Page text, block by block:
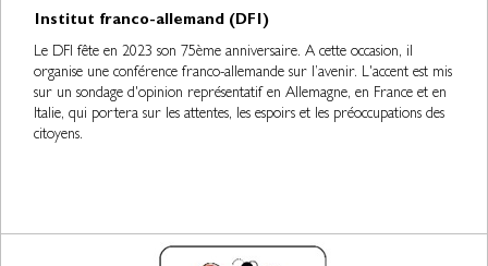
Institut franco-allemand (DFI)
Le DFI fête en 2023 son 75ème anniversaire. A cette occasion, il
organise une conférence franco-allemande sur l’avenir. L'accent est mis
sur un sondage d'opinion représentatif en Allemagne, en France et en
Italie, qui portera sur les attentes, les espoirs et les préoccupations des
citoyens.